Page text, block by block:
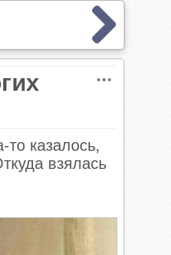
казалось,
взялась